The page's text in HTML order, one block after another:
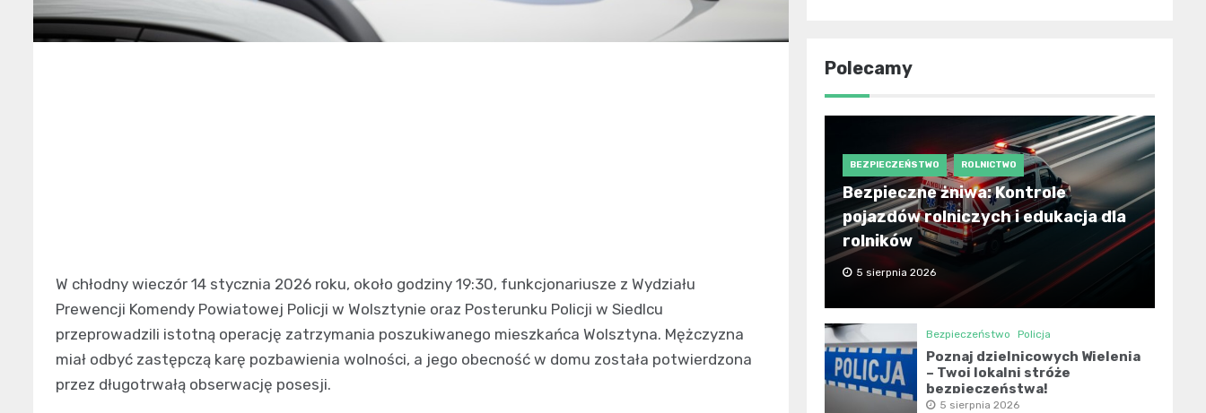
W chłodny wieczór 14 stycznia 2026 roku, około godziny 19:30, funkcjonariusze z Wydziału
Prewencji Komendy Powiatowej Policji w Wolsztynie oraz Posterunku Policji w Siedlcu
przeprowadzili istotną operację zatrzymania poszukiwanego mieszkańca Wolsztyna. Mężczyzna
miał odbyć zastępczą karę pozbawienia wolności, a jego obecność w domu została potwierdzona
przez długotrwałą obserwację posesji.
Polecamy
BEZPIECZEŃSTWO ROLNICTWO
Bezpieczne żniwa: Kontrole
pojazdów rolniczych i edukacja dla
rolników
5 sierpnia 2026
Bezpieczeństwo Policja
Poznaj dzielnicowych Wielenia
– Twoi lokalni stróże
bezpieczeństwa!
5 sierpnia 2026